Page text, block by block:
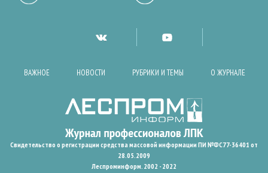
ВАЖНОЕ НОВОСТИ РУБРИКИ И ТЕМЫ О ЖУРНАЛЕ
Свидетельство о регистрации средства массовой информации ПИ №ФС77-36401 от
28.05.2009
Леспроминформ. 2002 - 2022